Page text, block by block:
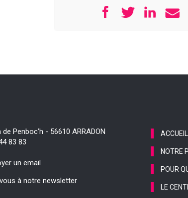
Penboc’h - 56610 ARRADON
83 83
un email
à notre newsletter
ACCUEIL
NOTRE
POUR
LE